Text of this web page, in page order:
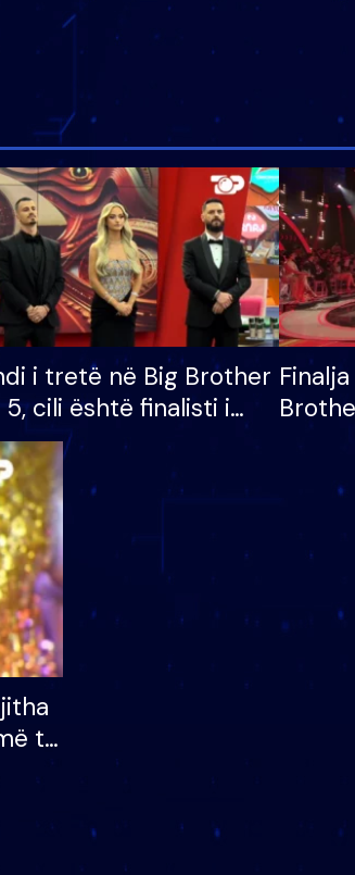
i tretë në Big Brother
5, cili është finalisti i
që lë shtëpinë
dhe
të
të